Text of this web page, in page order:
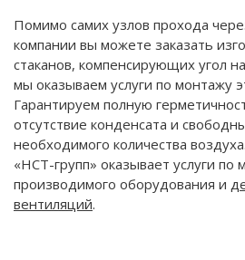
Помимо самих узлов прохода
компании вы можете заказать
стаканов, компенсирующих угол
мы оказываем услуги по монтажу
Гарантируем полную
отсутствие конденсата и
необходимого количества
«НСТ-групп» оказывает услуги по
производимого оборудования и
вентиляций.